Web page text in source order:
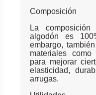
Composición
La
algodón es
embargo,
materiales
para mejorar
elasticidad,
arrugas.